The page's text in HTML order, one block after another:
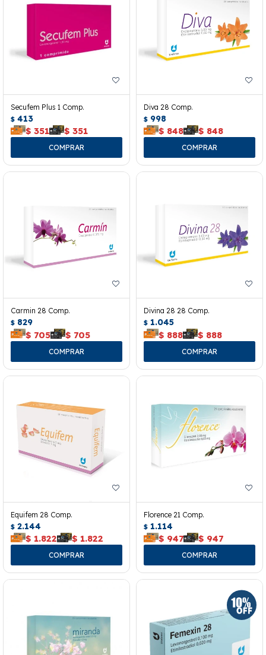
Secufem Plus 1 Comp.
$ 413
$ 351 $ 351
Diva 28 Comp.
$ 998
$ 848 $ 848
Carmin 28 Comp.
$ 829
$ 705 $ 705
Divina 28 28 Comp.
$ 1.045
$ 888 $ 888
Equifem 28 Comp.
$ 2.144
$ 1.822 $ 1.822
Florence 21 Comp.
$ 1.114
$ 947 $ 947